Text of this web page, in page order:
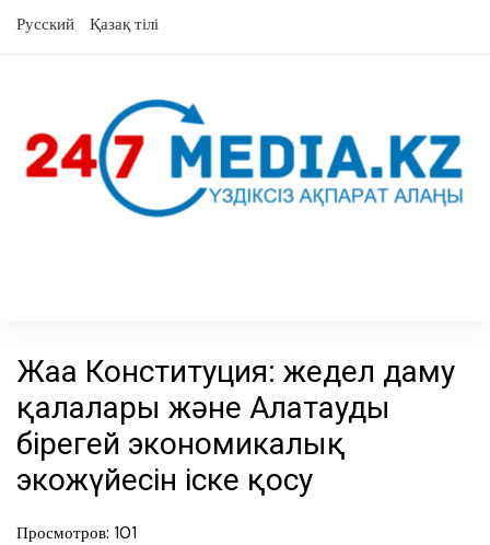
Русский Қазақ тілі
Жаңа Конституция: жедел даму
қалалары және Алатаудың
бірегей экономикалық
экожүйесін іске қосу
Просмотров: 101